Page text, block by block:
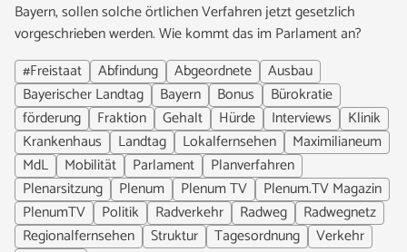
Bayern, sollen solche örtlichen Verfahren jetzt gesetzlich
vorgeschrieben werden. Wie kommt das im Parlament an?
#Freistaat
Abfindung Abgeordnete
Ausbau
Bayerischer Landtag
Bayern Bonus
Bürokratie
förderung
Fraktion Gehalt Hürde Interviews
Klinik
Krankenhaus
Landtag Lokalfernsehen
Maximilianeum
MdL
Mobilität Parlament
Planverfahren
Plenarsitzung
Plenum Plenum TV
Plenum.TV Magazin
PlenumTV
Politik Radverkehr Radweg
Radwegnetz
Regionalfernsehen
Struktur Tagesordnung
Verkehr